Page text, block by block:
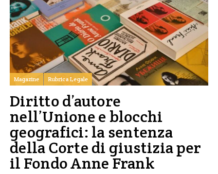
Magazine Rubrica Legale
Diritto d’autore
nell’Unione e blocchi
geografici: la sentenza
della Corte di giustizia per
il Fondo Anne Frank